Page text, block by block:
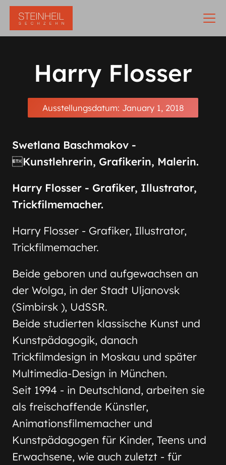
Harry Flosser
Ausstellungsdatum: January 1, 2018
Swetlana Baschmakov -
Kunstlehrerin, Grafikerin, Malerin.
Harry Flosser - Grafiker, Illustrator,
Trickfilmemacher.
Harry Flosser - Grafiker, Illustrator,
Trickfilmemacher.
Beide geboren und aufgewachsen an
der Wolga, in der Stadt Uljanovsk
(Simbirsk ), UdSSR.
Beide studierten klassische Kunst und
Kunstpädagogik, danach
Trickfilmdesign in Moskau und später
Multimedia-Design in München.
Seit 1994 - in Deutschland, arbeiten sie
als freischaffende Künstler,
Animationsfilmemacher und
Kunstpädagogen für Kinder, Teens und
Erwachsene, wie auch zuletzt - für